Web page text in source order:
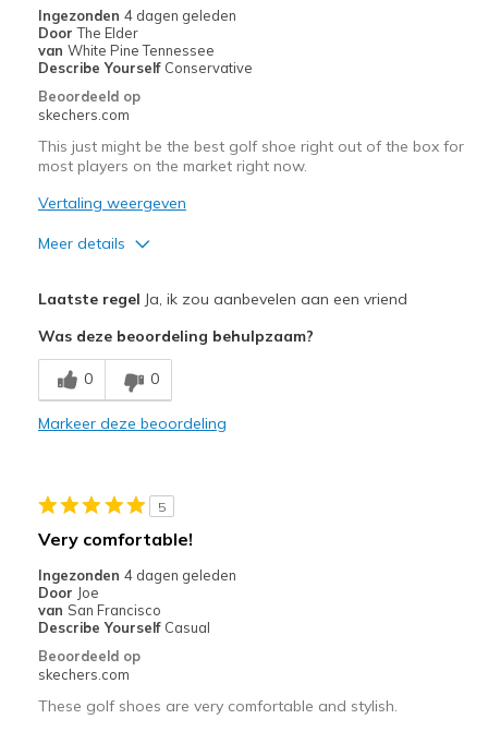
migratiegeschiedenis
van
de
Ingezonden 4 dagen geleden
Door The Elder
van White Pine Tennessee
Describe Yourself Conservative
Beoordeeld op
skechers.com
This just might be the best golf shoe right out of the box for
most players on the market right now.
Vertaling weergeven
Meer details
Breathe Well
Comfortable
Beste toepassingen
Feels true to size
Laatste regel Ja, ik zou aanbevelen aan een vriend
Was deze beoordeling behulpzaam?
0 0
Markeer deze beoordeling
5
Very comfortable!
Ingezonden 4 dagen geleden
Door Joe
van San Francisco
Describe Yourself Casual
Beoordeeld op
skechers.com
These golf shoes are very comfortable and stylish.